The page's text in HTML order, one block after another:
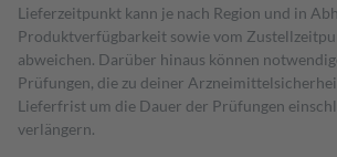
Lieferzeitpunkt kann je nach Region und in
Produktverfügbarkeit sowie vom
abweichen. Darüber hinaus können
Prüfungen, die zu deiner
Lieferfrist um die Dauer der Prüfungen
verlängern.